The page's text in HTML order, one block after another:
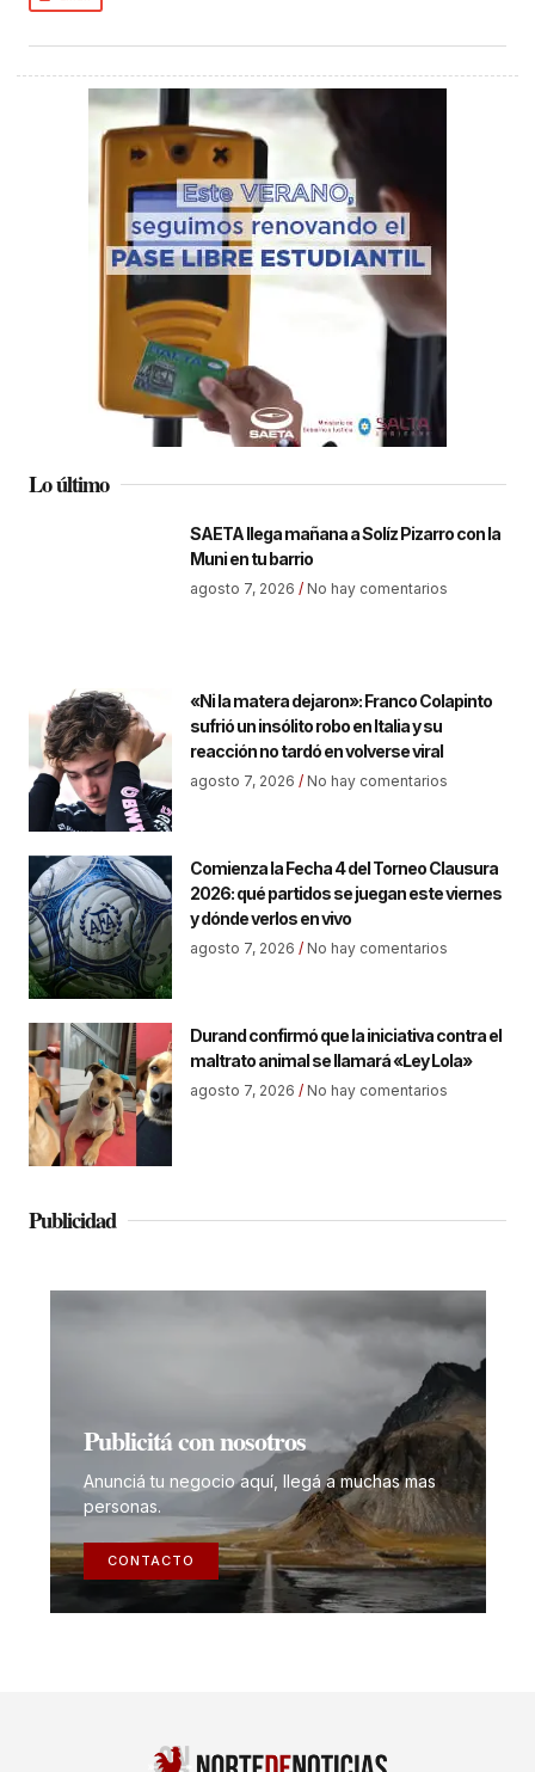
Lo último
SAETA llega mañana a Solíz Pizarro con la
Muni en tu barrio
agosto 7, 2026 No hay comentarios
«Ni la matera dejaron»: Franco Colapinto
sufrió un insólito robo en Italia y su
reacción no tardó en volverse viral
agosto 7, 2026 No hay comentarios
Comienza la Fecha 4 del Torneo Clausura
2026: qué partidos se juegan este viernes
y dónde verlos en vivo
agosto 7, 2026 No hay comentarios
Durand confirmó que la iniciativa contra el
maltrato animal se llamará «Ley Lola»
agosto 7, 2026 No hay comentarios
Publicidad
Publicitá con nosotros
Anunciá tu negocio aquí, llegá a muchas mas
personas.
CONTACTO